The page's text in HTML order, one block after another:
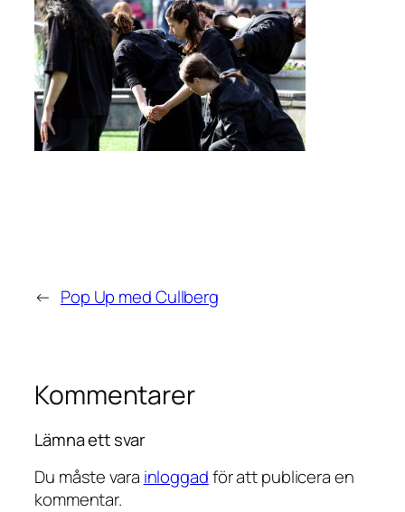
← Pop Up med Cullberg
Kommentarer
Lämna ett svar
Du måste vara inloggadför att publicera en
kommentar.